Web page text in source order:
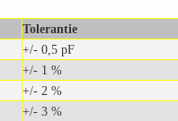
Tolerantie
+/- 0,5 pF
+/- 1 %
+/- 2 %
+/- 3 %